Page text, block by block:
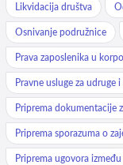
Likvidacija društva
Osnivanje podružnice
Prava zaposlenika u
Pravne usluge za udruge
Priprema dokumentacije
Priprema sporazuma o
Priprema ugovora